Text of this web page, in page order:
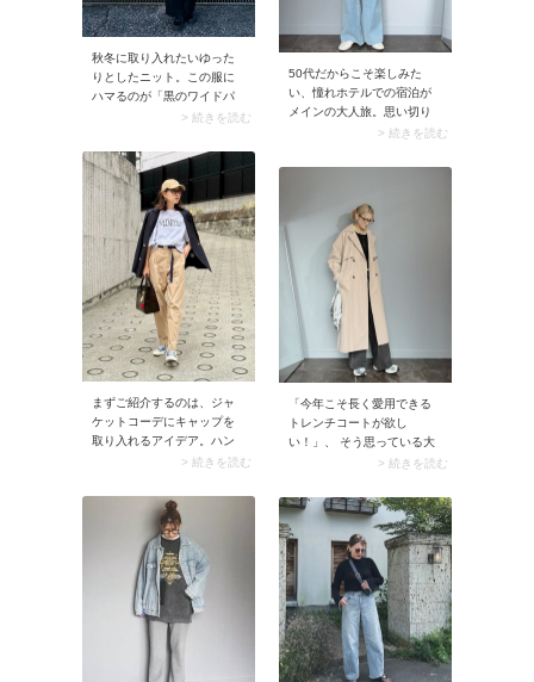
リ着こなせますよ。
秋冬に取り入れたいゆった
りとしたニット。この服に
ハマるのが「黒のワイドパ
ンツ」です。楽ちんなシル
大人っぽさがあるので、オ
ーバーサイズのトップスを
着るときにうってつけ。ま
た収縮色である黒がダボッ
としたニットを引き締めて
くれ、50代らしい着こなし
にまとまります。
> 続きを読む
50代だからこそ楽しみた
い、憧れホテルでの宿泊が
メインの大人旅。思い切り
おしゃれをして出かけるの
を考えるならトップスのみ
みましょう。今シーズン人
気のドット柄ニットなら着
心地がよく、きちんと感も
出せますよ。
> 続きを読む
まずご紹介するのは、ジャ
ケットコーデにキャップを
取り入れるアイデア。ハン
サムなジャケットとキャッ
スすると、40代50代にぴっ
たりな大人バランスが完
成！上品なピアスやネック
レスで顔まわりを飾れば、
よりきれいめな印象を作る
ことができますよ。
> 続きを読む
「今年こそ長く愛用できる
トレンチコートが欲し
い！」、 そう思っている大
人は多いのではないでしょ
クなトレンチコートは重か
ったりカチッとし過ぎてい
たりと、結局出番が少なく
なることも。そこで40代50
代におすすめなのが軽量か
つサラッと羽織るだけで格
好よく見えるデザイン。カ
ジュアルな服にも合うシル
エットを探してみましょ
う。
> 続きを読む